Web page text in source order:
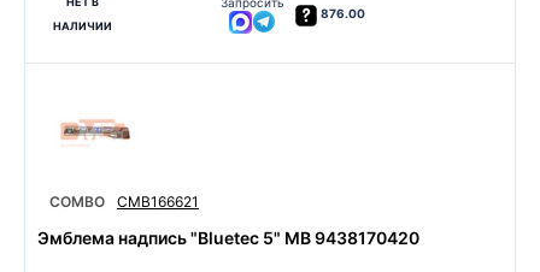
НАЛИЧИИ
876.00
COMBO CMB166621
Эмблема надпись "Bluetec 5" MB 9438170420